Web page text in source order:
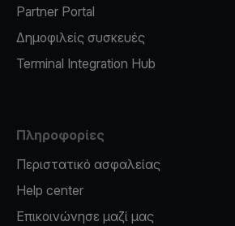
Partner Portal
Δημοφιλείς συσκευές
Terminal Integration Hub
Πληροφορίες
Περιστατικό ασφαλείας
Help center
Επικοινώνησε μαζί μας